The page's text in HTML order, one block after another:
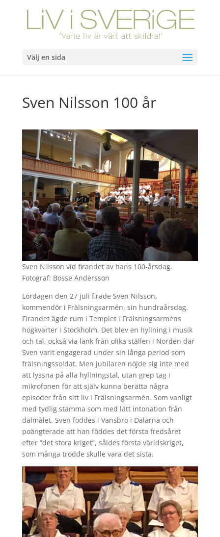
Välj en sida
Sven Nilsson 100 år
Sven Nilsson vid firandet av hans 100-årsdag.
Fotograf: Bosse Andersson
Lördagen den 27 juli firade Sven Nilsson,
kommendör i Frälsningsarmén, sin hundraårsdag.
Firandet ägde rum i Templet i Frälsningsarméns
högkvarter i Stockholm. Det blev en hyllning i musik
och tal, också via länk från olika ställen i Norden där
Sven varit engagerad under sin långa period som
frälsningssoldat. Men jubilaren nöjde sig inte med
att lyssna på alla hyllningstal, utan grep tag i
mikrofonen för att själv kunna berätta några
episoder från sitt liv i Frälsningsarmén. Som vanligt
med tydlig stämma som med lätt intonation från
dalmålet. Sven föddes i Vansbro i Dalarna och
poängterade att han föddes det första fredsåret
efter ”det stora kriget”, såldes första världskriget,
som många trodde skulle vara det sista.